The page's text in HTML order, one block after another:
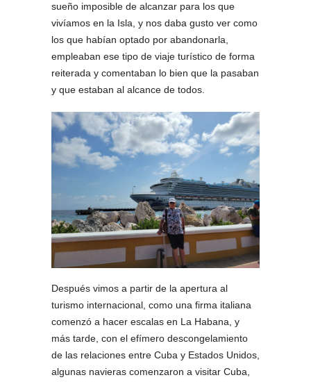
sueño imposible de alcanzar para los que
vivíamos en la Isla, y nos daba gusto ver como
los que habían optado por abandonarla,
empleaban ese tipo de viaje turístico de forma
reiterada y comentaban lo bien que la pasaban
y que estaban al alcance de todos.
Después vimos a partir de la apertura al
turismo internacional, como una firma italiana
comenzó a hacer escalas en La Habana, y
más tarde, con el efímero descongelamiento
de las relaciones entre Cuba y Estados Unidos,
algunas navieras comenzaron a visitar Cuba,